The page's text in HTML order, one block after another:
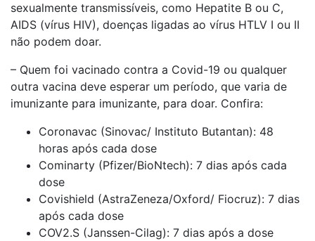
sexualmente transmissíveis, como Hepatite B ou C,
AIDS (vírus HIV), doenças ligadas ao vírus HTLV I ou II
não podem doar.
– Quem foi vacinado contra a Covid-19 ou qualquer
outra vacina deve esperar um período, que varia de
imunizante para imunizante, para doar. Confira:
Coronavac (Sinovac/ Instituto Butantan): 48
horas após cada dose
Cominarty (Pfizer/BioNtech): 7 dias após cada
dose
Covishield (AstraZeneza/Oxford/ Fiocruz): 7 dias
após cada dose
COV2.S (Janssen-Cilag): 7 dias após a dose